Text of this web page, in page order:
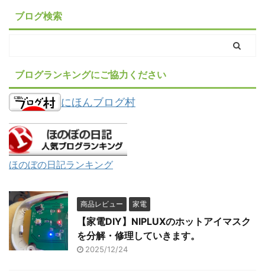
ブログ検索
ブログランキングにご協力ください
にほんブログ村
ほのぼの日記ランキング
商品レビュー 家電
【家電DIY】NIPLUXのホットアイマスク
を分解・修理していきます。
2025/12/24